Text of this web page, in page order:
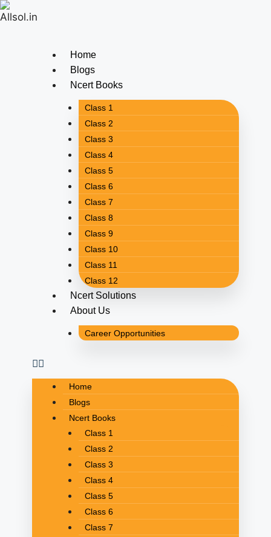
Home
Blogs
Ncert Books
Class 1
Class 2
Class 3
Class 4
Class 5
Class 6
Class 7
Class 8
Class 9
Class 10
Class 11
Class 12
Ncert Solutions
About Us
Career Opportunities
Home
Blogs
Ncert Books
Class 1
Class 2
Class 3
Class 4
Class 5
Class 6
Class 7